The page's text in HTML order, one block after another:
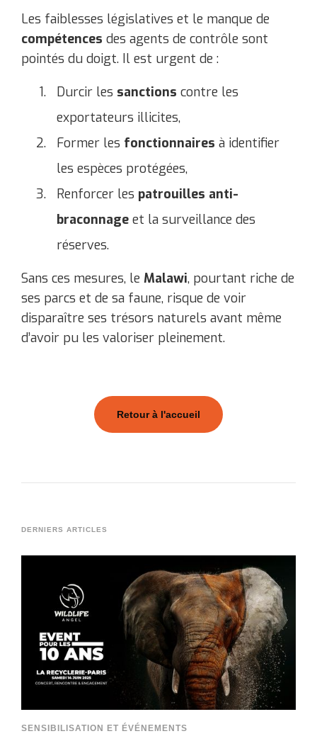
Les faiblesses législatives et le manque de
compétences des agents de contrôle sont
pointés du doigt. Il est urgent de :
Durcir les sanctions contre les
exportateurs illicites,
Former les fonctionnaires à identifier
les espèces protégées,
Renforcer les patrouilles anti-
braconnage et la surveillance des
réserves.
Sans ces mesures, le Malawi, pourtant riche de
ses parcs et de sa faune, risque de voir
disparaître ses trésors naturels avant même
d’avoir pu les valoriser pleinement.
Retour à l'accueil
DERNIERS ARTICLES
SENSIBILISATION ET ÉVÉNEMENTS